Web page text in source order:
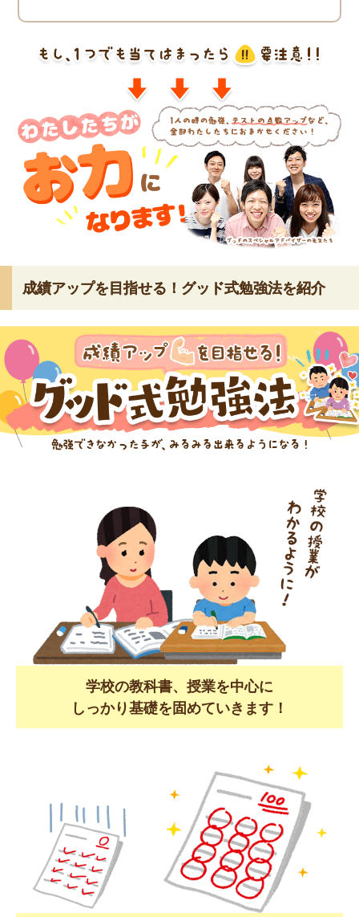
成績アップを目指せる！グッド式勉強法を紹介
学校の教科書、授業を中心に
しっかり基礎を固めていきます！